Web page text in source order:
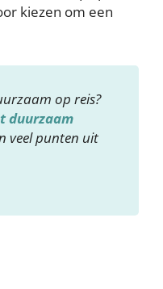
kiezen om een
op reis?
duurzaam
veel punten uit